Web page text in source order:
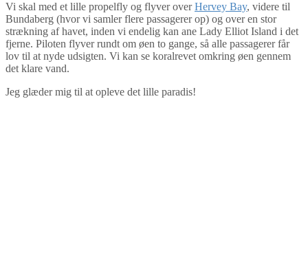
Vi skal med et lille propelfly og flyver overHervey Bay, videre til
Bundaberg (hvor vi samler flere passagerer op) og over en stor
strækning af havet, inden vi endelig kan ane Lady Elliot Island i det
fjerne. Piloten flyver rundt om øen to gange, så alle passagerer får
lov til at nyde udsigten. Vi kan se koralrevet omkring øen gennem
det klare vand.
Jeg glæder mig til at opleve det lille paradis!